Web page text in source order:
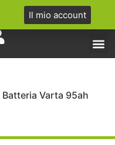
Il mio account
Batteria Varta 95ah